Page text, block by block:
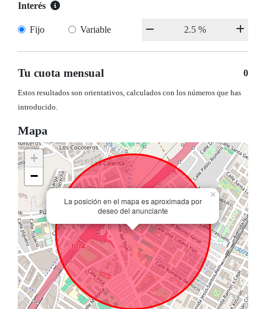
Interés
Fijo Variable
Tu cuota mensual 0
Estos resultados son orientativos, calculados con los números que has
introducido.
Mapa
La posición en el mapa es aproximada por
deseo del anunciante
×
+
−